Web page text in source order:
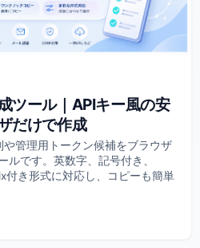
ツール｜APIキー風の安
だけで作成
管理用トークン候補をブラウザ
ルです。英数字、記号付き、
付き形式に対応し、コピーも簡単